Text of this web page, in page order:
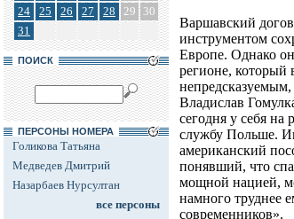
24
25 26 27 28 29
30
31
ПОИСК
ПЕРСОНЫ НОМЕРА
Голикова Татьяна
Медведев Дмитрий
Назарбаев Нурсултан
все персоны
Варшавский
инструментом
Европе. Однако
регионе, который
Владислав
сегодня у себя на
службу Польше.
американский
понявший, что
мощной нацией,
намного труднее
современников».